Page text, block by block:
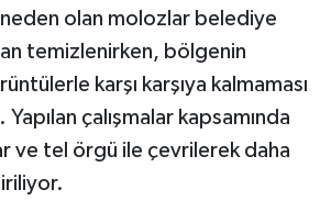
olan molozlar belediye
temizlenirken, bölgenin
karşı karşıya kalmaması
Yapılan çalışmalar kapsamında
ve tel örgü ile çevrilerek daha